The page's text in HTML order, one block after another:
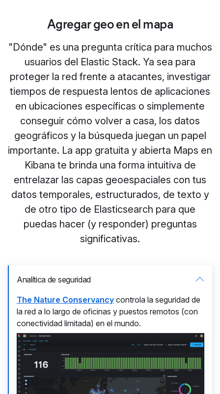
Agregar geo en el mapa
"Dónde" es una pregunta crítica para muchos
usuarios del Elastic Stack. Ya sea para
proteger la red frente a atacantes, investigar
tiempos de respuesta lentos de aplicaciones
en ubicaciones específicas o simplemente
conseguir cómo volver a casa, los datos
geográficos y la búsqueda juegan un papel
importante. La app gratuita y abierta Maps en
Kibana te brinda una forma intuitiva de
entrelazar las capas geoespaciales con tus
datos temporales, estructurados, de texto y
de otro tipo de Elasticsearch para que
puedas hacer (y responder) preguntas
significativas.
Analítica de seguridad
The Nature Conservancy controla la seguridad de
la red a lo largo de oficinas y puestos remotos (con
conectividad limitada) en el mundo.